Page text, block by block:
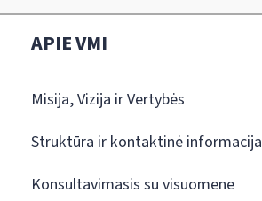
APIE VMI
Misija, Vizija ir Vertybės
Struktūra ir kontaktinė informacija
Konsultavimasis su visuomene